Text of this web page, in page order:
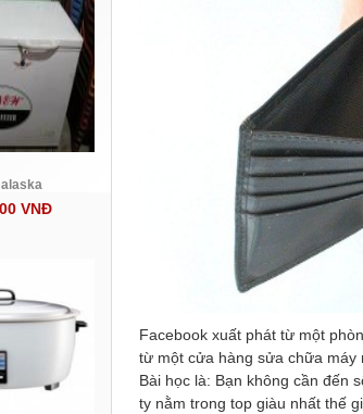
VNĐ
Facebook xuất phát từ một
từ một cửa hàng sửa chữa máy
Bài học là: Bạn không cần đến
ty nằm trong top giàu nhất thế